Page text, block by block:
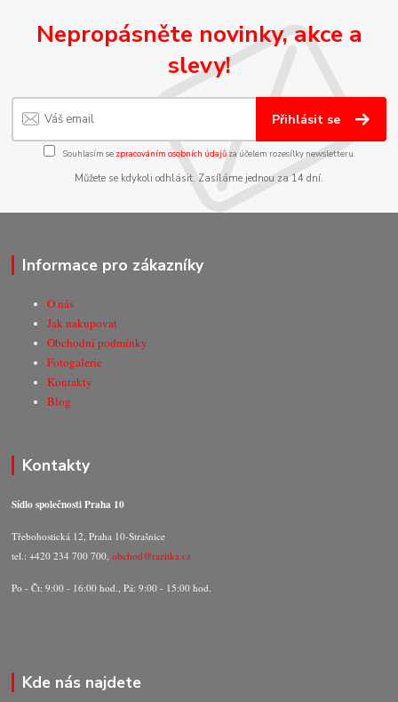
Nepropásněte novinky, akce a
slevy!
Přihlásit se
Souhlasím se zpracováním osobních údajůza účelem rozesílky newsletteru.
Můžete se kdykoli odhlásit. Zasíláme jednou za 14 dní.
Informace pro zákazníky
O nás
Jak nakupovat
Obchodní podmínky
Fotogalerie
Kontakty
Blog
Kontakty
Sídlo společnosti Praha 10
Třebohostická 12, Praha 10-Strašnice
tel.: +420 234 700 700,obchod@razitka.cz
Po - Čt: 9:00 - 16:00 hod., Pá: 9:00 - 15:00 hod.
Kde nás najdete